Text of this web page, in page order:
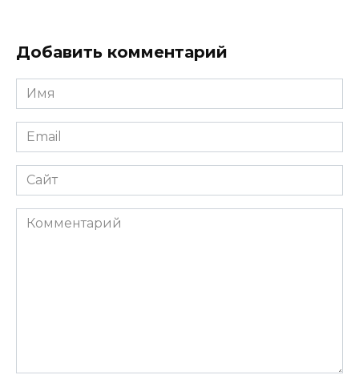
Добавить комментарий
Имя
*
Email
*
Сайт
Комментарий